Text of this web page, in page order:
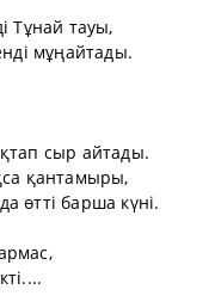
Тұнай тауы,
мұңайтады.
сыр айтады.
қантамыры,
өтті барша күні.